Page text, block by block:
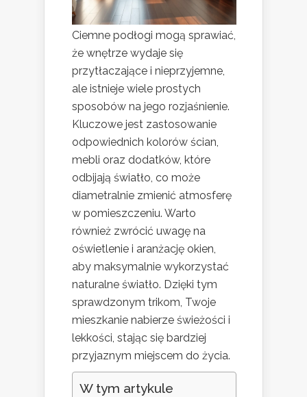
Ciemne podłogi mogą sprawiać,
że wnętrze wydaje się
przytłaczające i nieprzyjemne,
ale istnieje wiele prostych
sposobów na jego rozjaśnienie.
Kluczowe jest zastosowanie
odpowiednich kolorów ścian,
mebli oraz dodatków, które
odbijają światło, co może
diametralnie zmienić atmosferę
w pomieszczeniu. Warto
również zwrócić uwagę na
oświetlenie i aranżację okien,
aby maksymalnie wykorzystać
naturalne światło. Dzięki tym
sprawdzonym trikom, Twoje
mieszkanie nabierze świeżości i
lekkości, stając się bardziej
przyjaznym miejscem do życia.
W tym artykule